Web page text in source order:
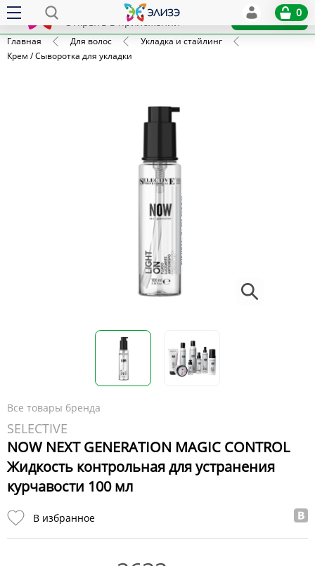
x
Открыть в приложении
Установить
0
Главная Для волос
Укладка и стайлинг
Крем / Сыворотка для укладки
Все товары бренда
SELECTIVE
NOW NEXT GENERATION MAGIC CONTROL
Жидкость контрольная для устранения
курчавости 100 мл
В избранное